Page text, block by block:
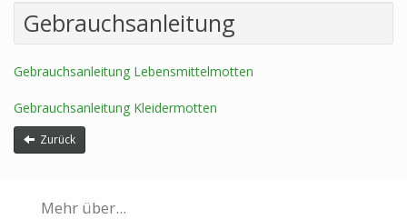
Gebrauchsanleitung
Gebrauchsanleitung Lebensmittelmotten
Gebrauchsanleitung Kleidermotten
Zurück
Mehr über...